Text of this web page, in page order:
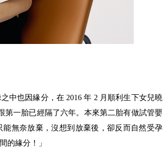
中也因緣分，在 2016 年 2 月順利生下女兒曉
第一胎已經隔了六年。本來第二胎有做試管嬰
無奈放棄，沒想到放棄後，卻反而自然受孕
的緣分！」